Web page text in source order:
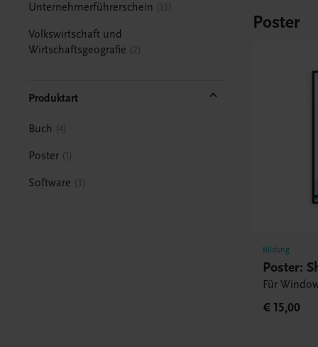
Unternehmerführerschein 15
Volkswirtschaft und
Wirtschaftsgeografie
2
Produktart
Buch 4
Poster 1
Software 3
Poster
Bildung
Poster:
Für
€ 15,00